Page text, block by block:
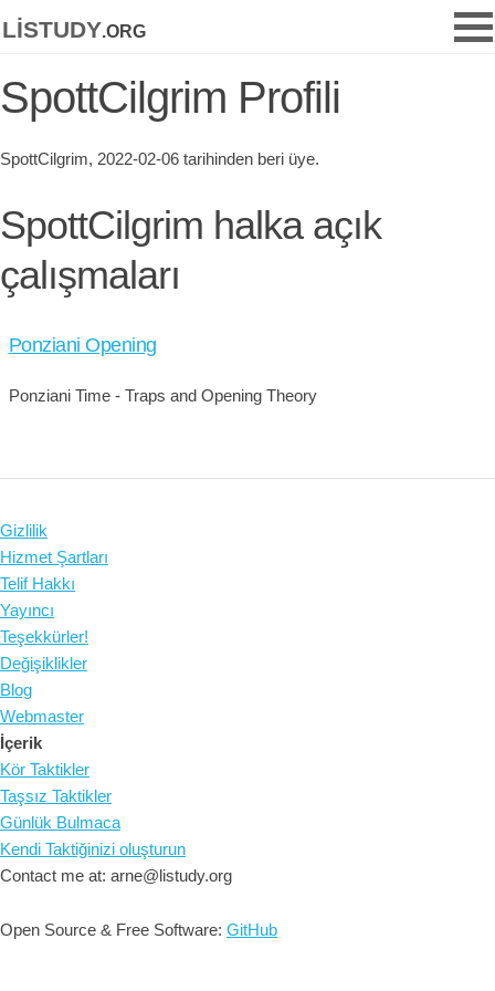
listudy.org
SpottCilgrim Profili
SpottCilgrim, 2022-02-06 tarihinden beri üye.
SpottCilgrim halka açık
çalışmaları
Ponziani Opening
Ponziani Time - Traps and Opening Theory
Gizlilik
Hizmet Şartları
Telif Hakkı
Yayıncı
Teşekkürler!
Değişiklikler
Blog
Webmaster
İçerik
Kör Taktikler
Taşsız Taktikler
Günlük Bulmaca
Kendi Taktiğinizi oluşturun
Contact me at: arne@listudy.org
Open Source & Free Software: GitHub